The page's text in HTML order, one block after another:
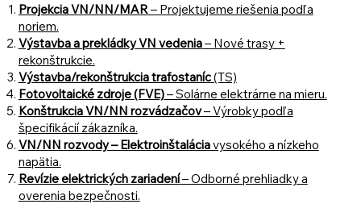
Projekcia VN/NN/MAR– Projektujeme riešenia podľa
noriem.
Výstavba a prekládky VN vedenia– Nové trasy +
rekonštrukcie.
Výstavba/rekonštrukcia trafostaníc(TS)
Fotovoltaické zdroje (FVE)– Solárne elektrárne na mieru.
Konštrukcia VN/NN rozvádzačov– Výrobky podľa
špecifikácií zákazníka.
VN/NN rozvody – Elektroinštaláciavysokého a nízkeho
napätia.
Revízie elektrických zariadení– Odborné prehliadky a
overenia bezpečnosti.